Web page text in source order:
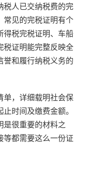
税人已交纳税费的完
常见的完税证明有个
得税完税证明、车船
税证明能完整反映全
誉和履行纳税义务的
单，详细载明社会保
时间及缴费金额。
是很重要的材料之
等都需要这么一份证